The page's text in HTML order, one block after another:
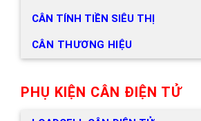
CÂN TÍNH TIỀN SIÊU THỊ
CÂN THƯƠNG HIỆU
PHỤ KIỆN CÂN ĐIỆN TỬ